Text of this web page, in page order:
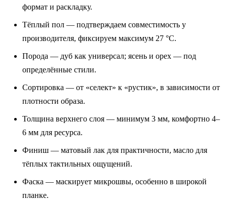
формат и раскладку.
Тёплый пол — подтверждаем совместимость у
производителя, фиксируем максимум 27 °C.
Порода — дуб как универсал; ясень и орех — под
определённые стили.
Сортировка — от «селект» к «рустик», в зависимости от
плотности образа.
Толщина верхнего слоя — минимум 3 мм, комфортно 4–
6 мм для ресурса.
Финиш — матовый лак для практичности, масло для
тёплых тактильных ощущений.
Фаска — маскирует микрошвы, особенно в широкой
планке.